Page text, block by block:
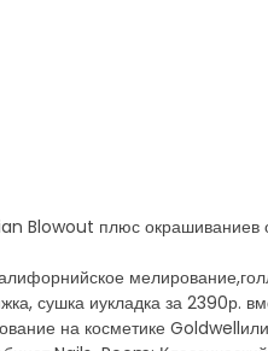
Blowout плюс окрашиваниев
сушка иукладка за 2390р.
на косметике